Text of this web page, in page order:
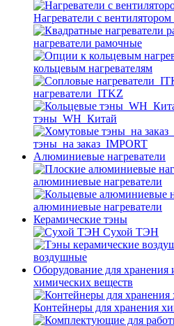
Нагреватели с
нагреватели рамочные
кольцевым нагревателям
нагреватели_ITKZ
тэны_WH_Китай
тэны_на заказ_IMPORT
Алюминиевые нагреватели
алюминиевые нагреватели
алюминиевые нагреватели
Керамические тэны
Сухой ТЭН
воздушные
Оборудование для хранения
химических веществ
Контейнеры для хранения